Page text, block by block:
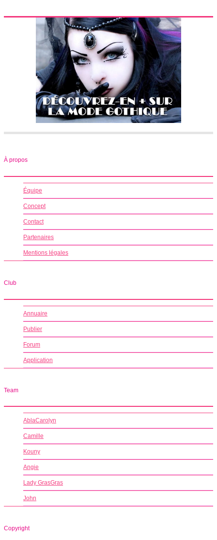
À propos
Équipe
Concept
Contact
Partenaires
Mentions légales
Club
Annuaire
Publier
Forum
Application
Team
AblaCarolyn
Camille
Kouny
Angie
Lady GrasGras
John
Copyright